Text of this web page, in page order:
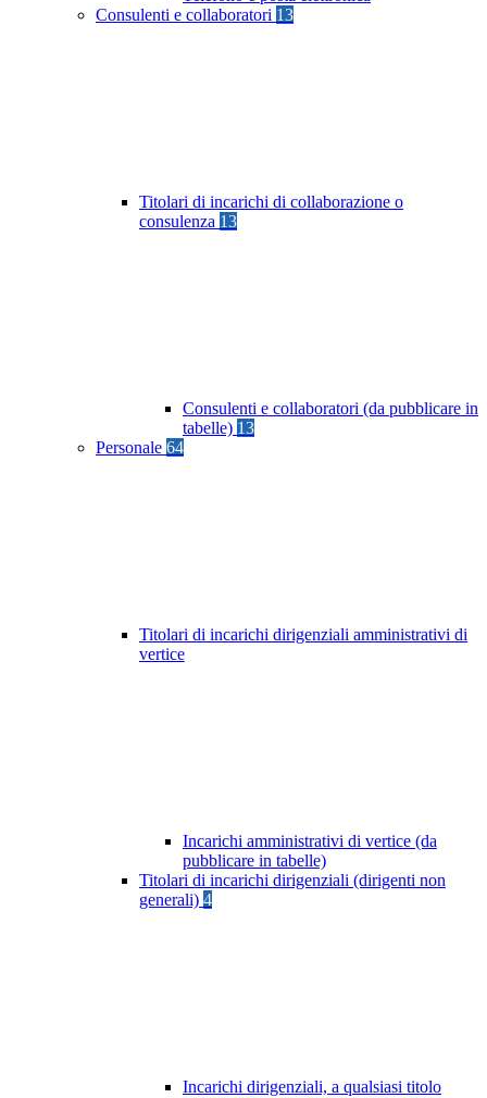
Consulenti e collaboratori 13
Titolari di incarichi di collaborazione o
consulenza 13
Consulenti e collaboratori (da pubblicare in
tabelle) 13
Personale 64
Titolari di incarichi dirigenziali amministrativi di
vertice
Incarichi amministrativi di vertice (da
pubblicare in tabelle)
Titolari di incarichi dirigenziali (dirigenti non
generali) 4
Incarichi dirigenziali, a qualsiasi titolo